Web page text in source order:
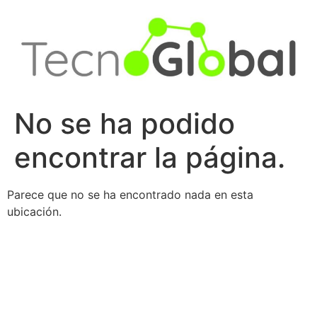
contenido
No se ha podido
encontrar la página.
Parece que no se ha encontrado nada en esta
ubicación.